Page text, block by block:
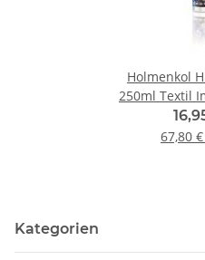
Holmenkol
250ml Textil
67,80
Kategorien